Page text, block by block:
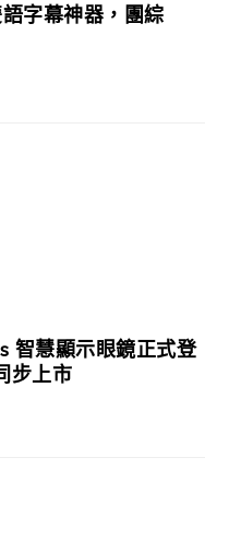
字幕神器，團綜
智慧顯示眼鏡正式登
步上市